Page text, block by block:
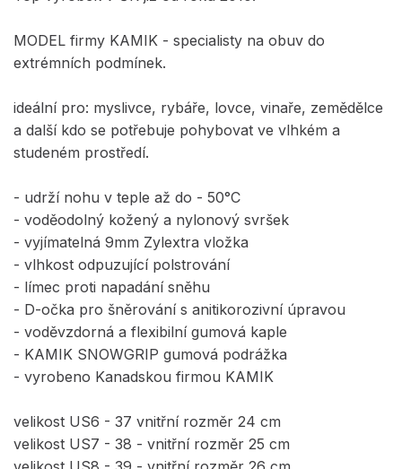
MODEL firmy KAMIK - specialisty na obuv do
extrémních podmínek.
ideální pro: myslivce, rybáře, lovce, vinaře, zemědělce
a další kdo se potřebuje pohybovat ve vlhkém a
studeném prostředí.
- udrží nohu v teple až do - 50°C
- voděodolný kožený a nylonový svršek
- vyjímatelná 9mm Zylextra vložka
- vlhkost odpuzující polstrování
- límec proti napadání sněhu
- D-očka pro šněrování s anitikorozivní úpravou
- voděvzdorná a flexibilní gumová kaple
- KAMIK SNOWGRIP gumová podrážka
- vyrobeno Kanadskou firmou KAMIK
velikost US6 - 37 vnitřní rozměr 24 cm
velikost US7 - 38 - vnitřní rozměr 25 cm